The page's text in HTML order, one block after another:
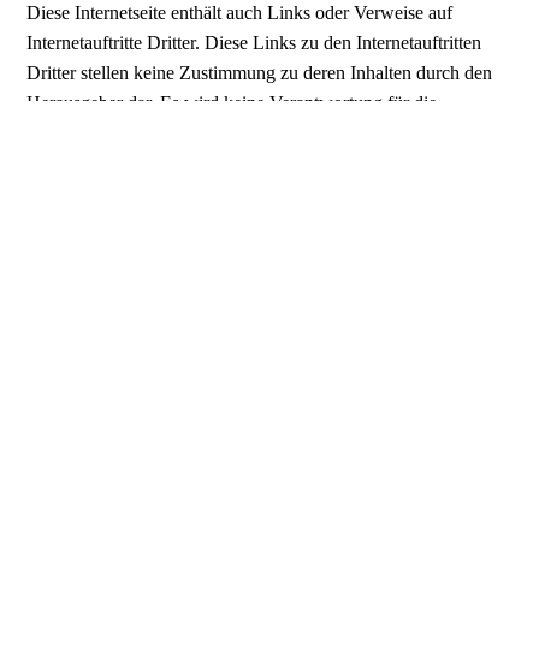
Diese Internetseite enthält auch Links oder Verweise auf
Internetauftritte Dritter. Diese Links zu den Internetauftritten
Dritter stellen keine Zustimmung zu deren Inhalten durch den
Herausgeber dar. Es wird keine Verantwortung für die